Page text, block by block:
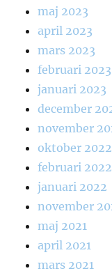
maj 2023
april 2023
mars 2023
februari 2023
januari 2023
december
november
oktober 2022
februari 2022
januari 2022
november
maj 2021
april 2021
mars 2021